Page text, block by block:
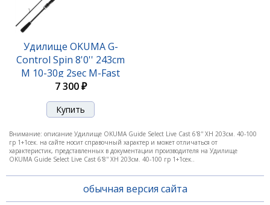
Удилище Okuma Guide Select Finesse Spinning 8'3"
10 040 ₽
Удилище OKUMA G-
Control Spin 8'0'' 243cm
M 10-30g 2sec M-Fast
7 300 ₽
Внимание: описание Удилище OKUMA Guide Select Live Cast 6'8'' XH 203см. 40-100
гр 1+1сек. на сайте носит справочный характер и может отличаться от
характеристик, представленных в документации производителя на Удилище
OKUMA Guide Select Live Cast 6'8'' XH 203см. 40-100 гр 1+1сек..
обычная версия сайта